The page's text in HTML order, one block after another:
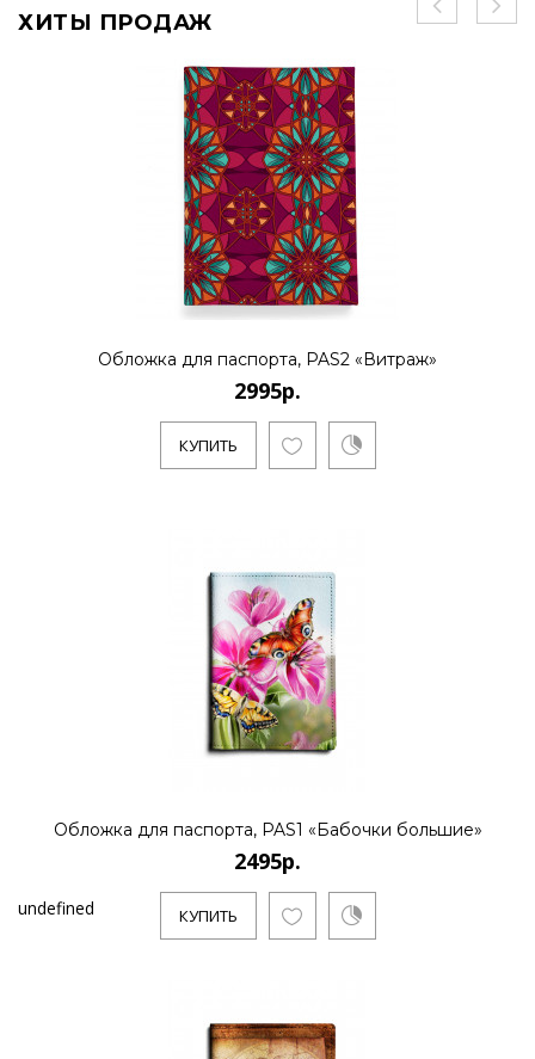
ХИТЫ ПРОДАЖ
Обложка для паспорта, PAS2 «Витраж»
2995р.
КУПИТЬ
Обложка для паспорта, PAS1 «Бабочки большие»
2495р.
КУПИТЬ
undefined